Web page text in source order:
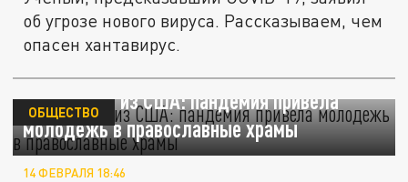
об угрозе нового вируса. Рассказываем, чем
опасен хантавирус.
Протоиерей из США: пандемия привела
молодежь в православные храмы
ОБЩЕСТВО
14 ФЕВРАЛЯ 18:46